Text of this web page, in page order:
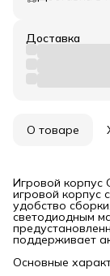
Доставка
О товаре
Игровой корпус
игровой корпус
удобство
светодиодным
поддерживает
Основные